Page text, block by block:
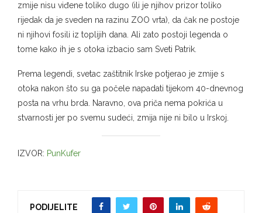
zmije nisu viđene toliko dugo (ili je njihov prizor toliko
rijedak da je sveden na razinu ZOO vrta), da čak ne postoje
ni njihovi fosili iz toplijih dana. Ali zato postoji legenda o
tome kako ih je s otoka izbacio sam Sveti Patrik.
Prema legendi, svetac zaštitnik Irske potjerao je zmije s
otoka nakon što su ga počele napadati tijekom 40-dnevnog
posta na vrhu brda. Naravno, ova priča nema pokrića u
stvarnosti jer po svemu sudeći, zmija nije ni bilo u Irskoj.
IZVOR: PunKufer
PODIJELITE